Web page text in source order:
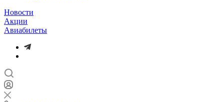
Новости
Акции
Авиабилеты